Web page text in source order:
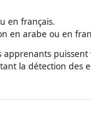
en français.
en arabe ou en
la détection